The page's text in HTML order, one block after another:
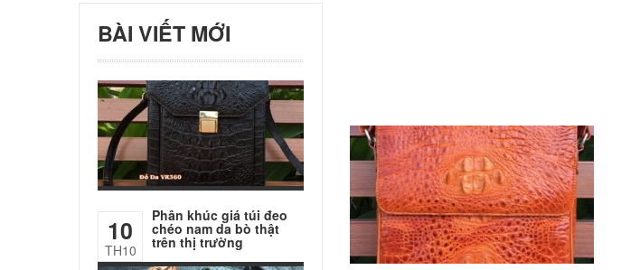
BÀI VIẾT MỚI
10
TH10
Phân khúc giá túi đeo
chéo nam da bò thật
trên thị trường